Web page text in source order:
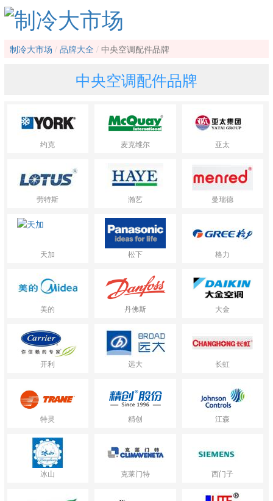
制冷大市场 品牌大全 中央空调配件品牌
中央空调配件品牌
约克 麦克维尔 亚太
劳特斯 瀚艺 曼瑞德
天加 松下 格力
美的 丹佛斯 大金
开利 远大 长虹
特灵 精创 江森
冰山 克莱门特 西门子